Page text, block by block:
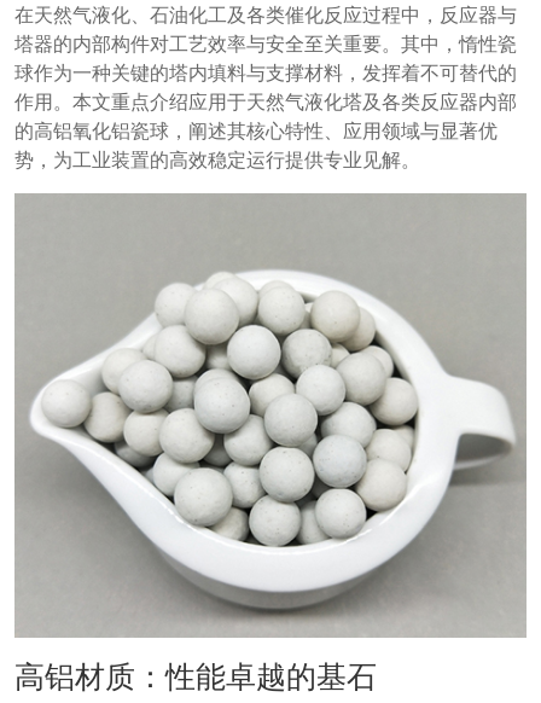
在天然气液化、石油化工及各类催化反应过程中，反应器与
塔器的内部构件对工艺效率与安全至关重要。其中，惰性瓷
球作为一种关键的塔内填料与支撑材料，发挥着不可替代的
作用。本文重点介绍应用于天然气液化塔及各类反应器内部
的高铝氧化铝瓷球，阐述其核心特性、应用领域与显著优
势，为工业装置的高效稳定运行提供专业见解。
高铝材质：性能卓越的基石